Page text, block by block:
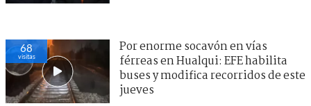
68
visitas
Por enorme socavón en vías
férreas en Hualqui: EFE habilita
buses y modifica recorridos de este
jueves